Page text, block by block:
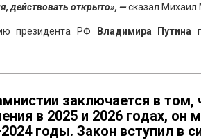
действовать открыто», —сказал Михаил
президента РФ Владимира Путина
заключается в
в 2025 и 2026 годах, он
годы. Закон вступил в